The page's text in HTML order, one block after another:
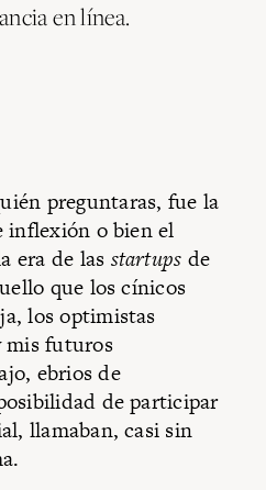
en línea.
preguntaras, fue la
inflexión o bien el
era de las startups de
que los cínicos
los optimistas
mis futuros
ebrios de
de participar
llamaban, casi sin